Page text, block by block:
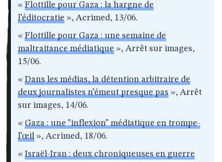
« Flottille pour Gaza : la hargne de
l’éditocratie », Acrimed, 13/06.
« Flottille pour Gaza : une semaine de
maltraitance médiatique », Arrêt sur images,
15/06.
« Dans les médias, la détention arbitraire de
deux journalistes n’émeut presque pas », Arrêt
sur images, 14/06.
« Gaza : une "inflexion" médiatique en trompe-
l’œil », Acrimed, 18/06.
« Israël-Iran : deux chroniqueuses en guerre